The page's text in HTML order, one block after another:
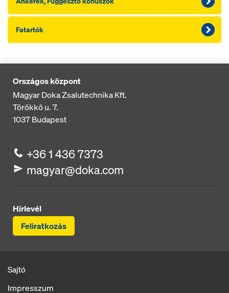
Fatartók
Országos központ
Magyar Doka Zsalutechnika Kft.
Törökkő u. 7.
1037Budapest
+36 1 436 7373
magyar@doka.com
Hírlevél
Feliratkozás
Sajtó
Impresszum